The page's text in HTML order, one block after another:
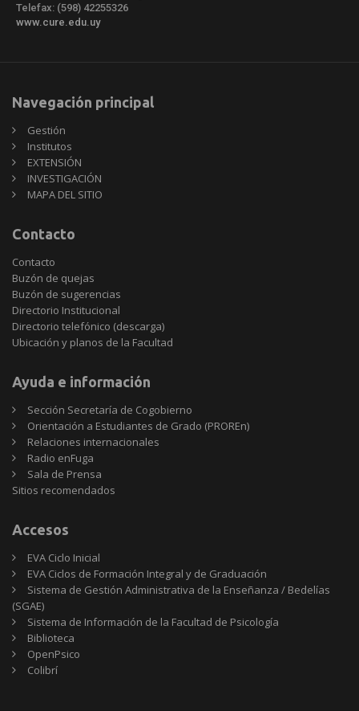
Telefax: (598) 42255326
www.cure.edu.uy
Navegación principal
Gestión
Institutos
EXTENSIÓN
INVESTIGACIÓN
MAPA DEL SITIO
Contacto
Contacto
Buzón de quejas
Buzón de sugerencias
Directorio Institucional
Directorio telefónico (descarga)
Ubicación y planos de la Facultad
Ayuda e información
Sección Secretaría de Cogobierno
Orientación a Estudiantes de Grado (PROREn)
Relaciones internacionales
Radio enFuga
Sala de Prensa
Sitios
Sitios recomendados
Accesos
EVA Ciclo Inicial
EVA Ciclos de Formación Integral y de Graduación
Sistema de Gestión Administrativa de la Enseñanza / Bedelías
(SGAE)
Sistema de Información de la Facultad de Psicología
Biblioteca
OpenPsico
Colibrí